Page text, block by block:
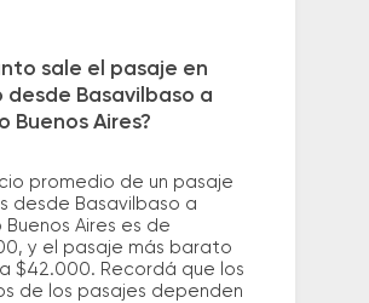
sale el pasaje en
desde Basavilbaso a
Buenos Aires?
promedio de un pasaje
desde Basavilbaso a
Buenos Aires es de
y el pasaje más barato
$42.000. Recordá que los
de los pasajes dependen